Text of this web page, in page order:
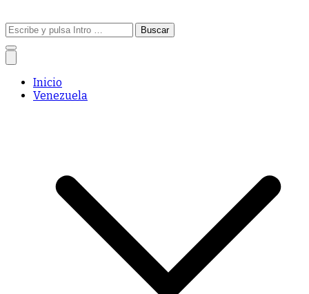
Buscar:
Inicio
Venezuela